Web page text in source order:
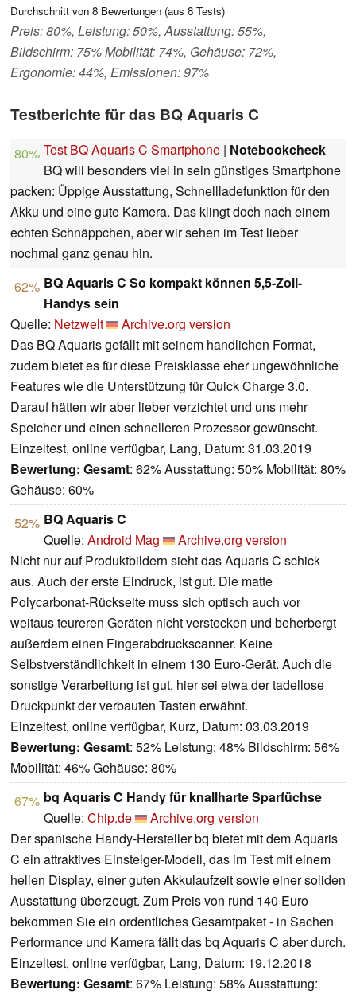
Durchschnitt von 8 Bewertungen (aus 8 Tests)
Preis: 80%, Leistung: 50%, Ausstattung: 55%,
Bildschirm: 75% Mobilität: 74%, Gehäuse: 72%,
Ergonomie: 44%, Emissionen: 97%
Testberichte für das BQ Aquaris C
80% Test BQ Aquaris C Smartphone | Notebookcheck
BQ will besonders viel in sein günstiges Smartphone
packen: Üppige Ausstattung, Schnellladefunktion für den
Akku und eine gute Kamera. Das klingt doch nach einem
echten Schnäppchen, aber wir sehen im Test lieber
nochmal ganz genau hin.
62% BQ Aquaris C So kompakt können 5,5-Zoll-
Handys sein
Quelle: Netzwelt
Archive.org version
Das BQ Aquaris gefällt mit seinem handlichen Format,
zudem bietet es für diese Preisklasse eher ungewöhnliche
Features wie die Unterstützung für Quick Charge 3.0.
Darauf hätten wir aber lieber verzichtet und uns mehr
Speicher und einen schnelleren Prozessor gewünscht.
Einzeltest, online verfügbar, Lang, Datum: 31.03.2019
Bewertung: Gesamt: 62% Ausstattung: 50% Mobilität: 80%
Gehäuse: 60%
52% BQ Aquaris C
Quelle: Android Mag
Archive.org version
Nicht nur auf Produktbildern sieht das Aquaris C schick
aus. Auch der erste Eindruck, ist gut. Die matte
Polycarbonat-Rückseite muss sich optisch auch vor
weitaus teureren Geräten nicht verstecken und beherbergt
außerdem einen Fingerabdruckscanner. Keine
Selbstverständlichkeit in einem 130 Euro-Gerät. Auch die
sonstige Verarbeitung ist gut, hier sei etwa der tadellose
Druckpunkt der verbauten Tasten erwähnt.
Einzeltest, online verfügbar, Kurz, Datum: 03.03.2019
Bewertung: Gesamt: 52% Leistung: 48% Bildschirm: 56%
Mobilität: 46% Gehäuse: 80%
67% bq Aquaris C Handy für knallharte Sparfüchse
Quelle: Chip.de
Archive.org version
Der spanische Handy-Hersteller bq bietet mit dem Aquaris
C ein attraktives Einsteiger-Modell, das im Test mit einem
hellen Display, einer guten Akkulaufzeit sowie einer soliden
Ausstattung überzeugt. Zum Preis von rund 140 Euro
bekommen Sie ein ordentliches Gesamtpaket - in Sachen
Performance und Kamera fällt das bq Aquaris C aber durch.
Einzeltest, online verfügbar, Lang, Datum: 19.12.2018
Bewertung: Gesamt: 67% Leistung: 58% Ausstattung: